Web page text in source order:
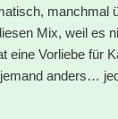
manchmal
Mix, weil es
eine Vorliebe für
anders…